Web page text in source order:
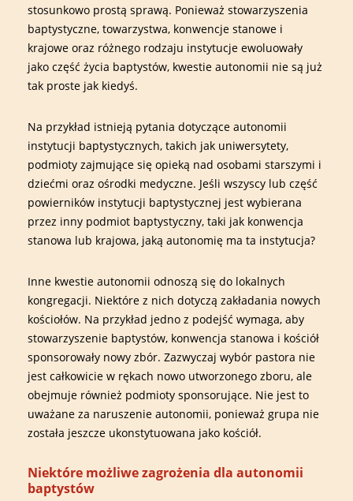
stosunkowo prostą sprawą. Ponieważ stowarzyszenia
baptystyczne, towarzystwa, konwencje stanowe i
krajowe oraz różnego rodzaju instytucje ewoluowały
jako część życia baptystów, kwestie autonomii nie są już
tak proste jak kiedyś.
Na przykład istnieją pytania dotyczące autonomii
instytucji baptystycznych, takich jak uniwersytety,
podmioty zajmujące się opieką nad osobami starszymi i
dziećmi oraz ośrodki medyczne. Jeśli wszyscy lub część
powierników instytucji baptystycznej jest wybierana
przez inny podmiot baptystyczny, taki jak konwencja
stanowa lub krajowa, jaką autonomię ma ta instytucja?
Inne kwestie autonomii odnoszą się do lokalnych
kongregacji. Niektóre z nich dotyczą zakładania nowych
kościołów. Na przykład jedno z podejść wymaga, aby
stowarzyszenie baptystów, konwencja stanowa i kościół
sponsorowały nowy zbór. Zazwyczaj wybór pastora nie
jest całkowicie w rękach nowo utworzonego zboru, ale
obejmuje również podmioty sponsorujące. Nie jest to
uważane za naruszenie autonomii, ponieważ grupa nie
została jeszcze ukonstytuowana jako kościół.
Niektóre możliwe zagrożenia dla autonomii
baptystów